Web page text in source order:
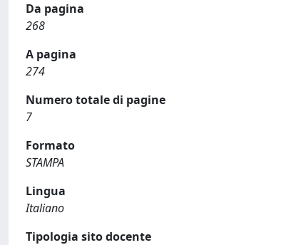
Da pagina
268
A pagina
274
Numero totale di pagine
7
Formato
STAMPA
Lingua
Italiano
Tipologia sito docente